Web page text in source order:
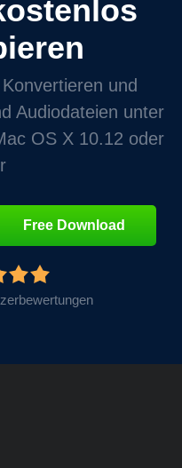
Konvertieren und
Audiodateien unter
OS X 10.12 oder
Free Download